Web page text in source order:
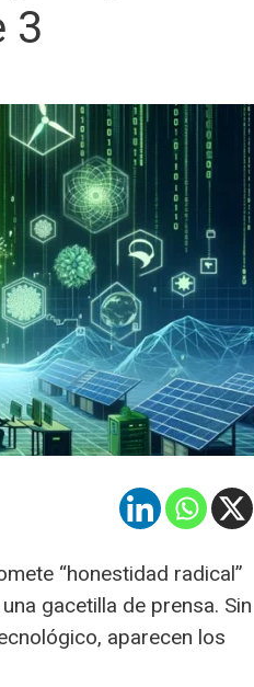
3
“honestidad radical”
gacetilla de prensa. Sin
aparecen los